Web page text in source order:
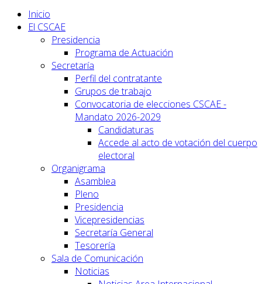
Inicio
El CSCAE
Presidencia
Programa de Actuación
Secretaría
Perfil del contratante
Grupos de trabajo
Convocatoria de elecciones CSCAE -
Mandato 2026-2029
Candidaturas
Accede al acto de votación del cuerpo
electoral
Organigrama
Asamblea
Pleno
Presidencia
Vicepresidencias
Secretaría General
Tesorería
Sala de Comunicación
Noticias